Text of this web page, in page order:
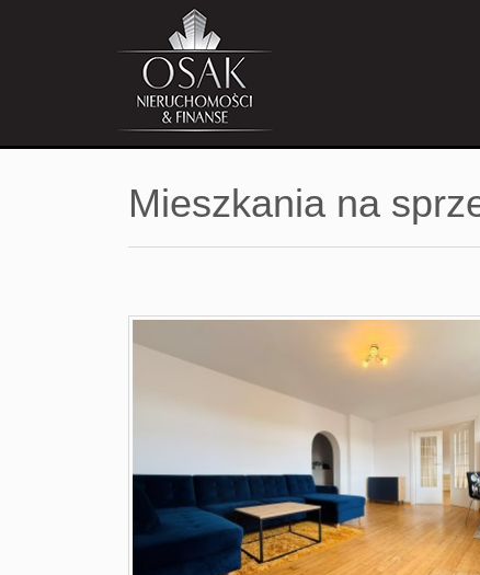
Mieszkania na